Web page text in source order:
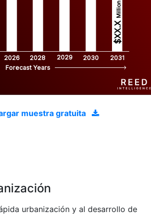
2026 2028 2029 2030 2031
$XX.X
Million
Forecast Years
muestra gratuita
urbanización y al desarrollo de